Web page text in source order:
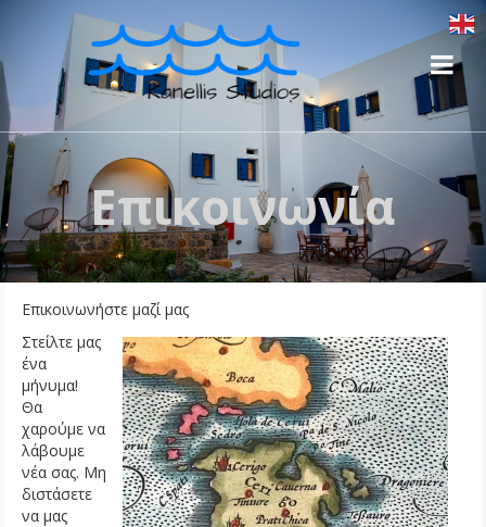
Επικοινωνία
Επικοινωνήστε μαζί μας
Στείλτε μας
ένα
μήνυμα!
Θα
χαρούμε να
λάβουμε
νέα σας. Μη
διστάσετε
να μας